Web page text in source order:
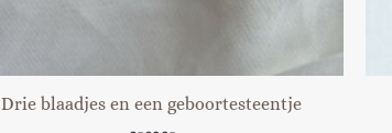
Drie blaadjes en een geboortesteentje